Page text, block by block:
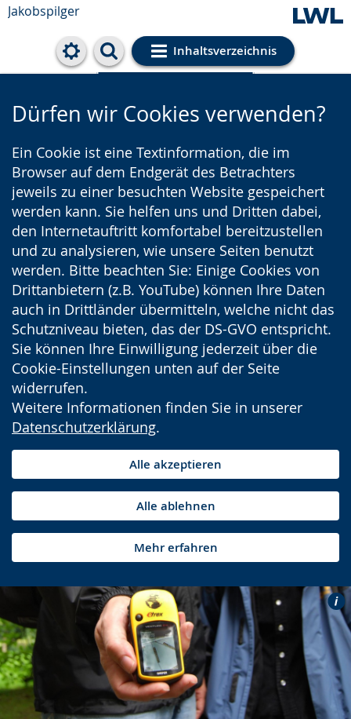
Jakobspilger
Inhaltsverzeichnis
Cookie-Einstellungen
Dürfen wir Cookies verwenden?
Ein Cookie ist eine Textinformation, die im
Browser auf dem Endgerät des Betrachters
jeweils zu einer besuchten Website gespeichert
werden kann. Sie helfen uns und Dritten dabei,
den Internetauftritt komfortabel bereitzustellen
und zu analysieren, wie unsere Seiten benutzt
werden. Bitte beachten Sie: Einige Cookies von
Drittanbietern (z.B. YouTube) können Ihre Daten
auch in Drittländer übermitteln, welche nicht das
Schutzniveau bieten, das der DS-GVO entspricht.
Sie können Ihre Einwilligung jederzeit über die
Cookie-Einstellungen unten auf der Seite
widerrufen.
Weitere Informationen finden Sie in unserer
Datenschutzerklärung.
Alle akzeptieren
Alle ablehnen
Mehr erfahren